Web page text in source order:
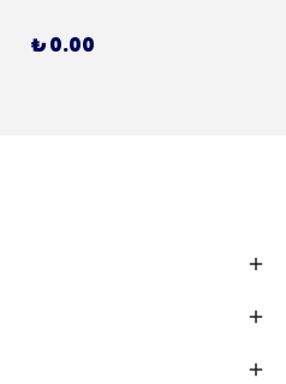
₺ 0.00